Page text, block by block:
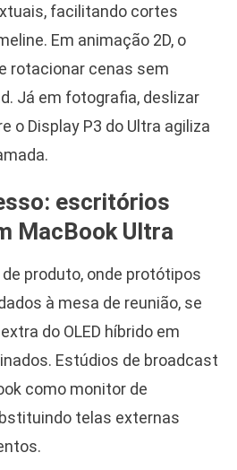
facilitando cortes
Em animação 2D, o
rotacionar cenas sem
Já em fotografia, deslizar
o Display P3 do Ultra agiliza
escritórios
MacBook Ultra
produto, onde protótipos
à mesa de reunião, se
do OLED híbrido em
Estúdios de broadcast
como monitor de
telas externas